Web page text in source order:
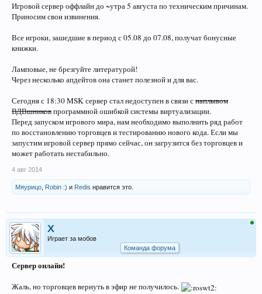
Игровой сервер оффлайн до ~утра 5 августа по техническим причинам.
Приносим свои извинения.
Все игроки, зашедшие в период с 05.08 до 07.08, получат бонусные
книжки.
Ламповые, не брезгуйте литературой!
Через несколько апдейтов она станет полезной и для вас.
Сегодня с 18:30 MSK сервер стал недоступен в связи снаплывом
ВДВшниковпрограммной ошибкой системы виртуализации.
Перед запуском игрового мира, нам необходимо выполнить ряд работ
по восстановлению торговцев и тестированию нового кода. Если мы
запустим игровой сервер прямо сейчас, он загрузится без торговцев и
может работать нестабильно.
4 авг 2014
Мяурицо Robin :) и Redis нравится это.
X
Играет за мобов
Команда форума
Сервер онлайн!
Жаль, но торговцев вернуть в эфир не получилось.